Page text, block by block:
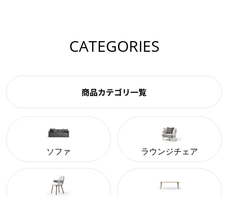
CATEGORIES
商品カテゴリ一覧
ソファ ラウンジチェア